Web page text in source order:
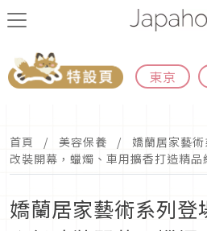
東京
首頁 美容保養
嬌蘭居家藝
改裝開幕，蠟燭、車用擴香打造精品
嬌蘭居家藝術系列登